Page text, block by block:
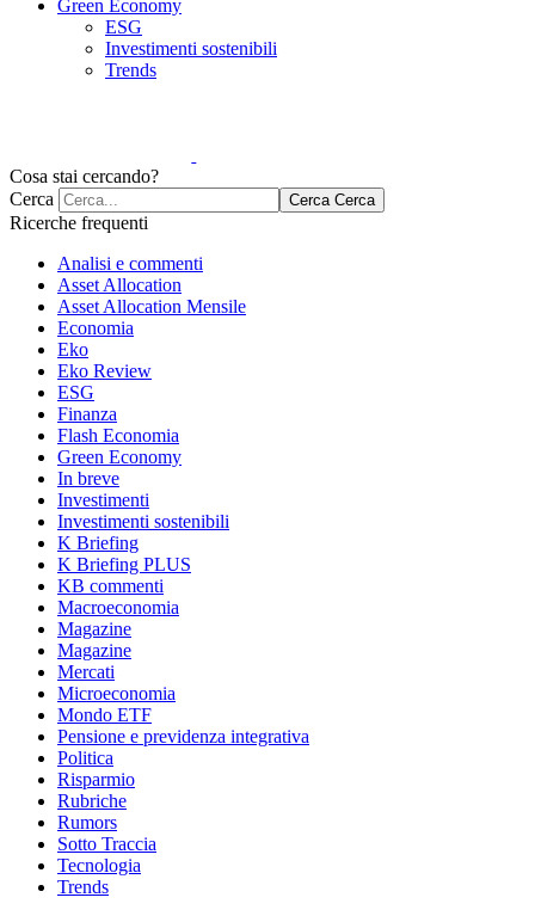
Green Economy
ESG
Investimenti sostenibili
Trends
Cosa stai cercando?
Cerca
Cerca Cerca
Ricerche frequenti
Analisi e commenti
Asset Allocation
Asset Allocation Mensile
Economia
Eko
Eko Review
ESG
Finanza
Flash Economia
Green Economy
In breve
Investimenti
Investimenti sostenibili
K Briefing
K Briefing PLUS
KB commenti
Macroeconomia
Magazine
Magazine
Mercati
Microeconomia
Mondo ETF
Pensione e previdenza integrativa
Politica
Risparmio
Rubriche
Rumors
Sotto Traccia
Tecnologia
Trends